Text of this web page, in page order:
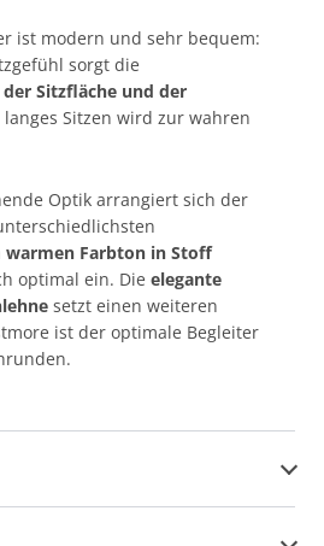
ist modern und sehr bequem:
sorgt die
Sitzfläche und der
langes Sitzen wird zur wahren
Optik arrangiert sich der
warmen Farbton in Stoff
optimal ein. Die elegante
setzt einen weiteren
ist der optimale Begleiter